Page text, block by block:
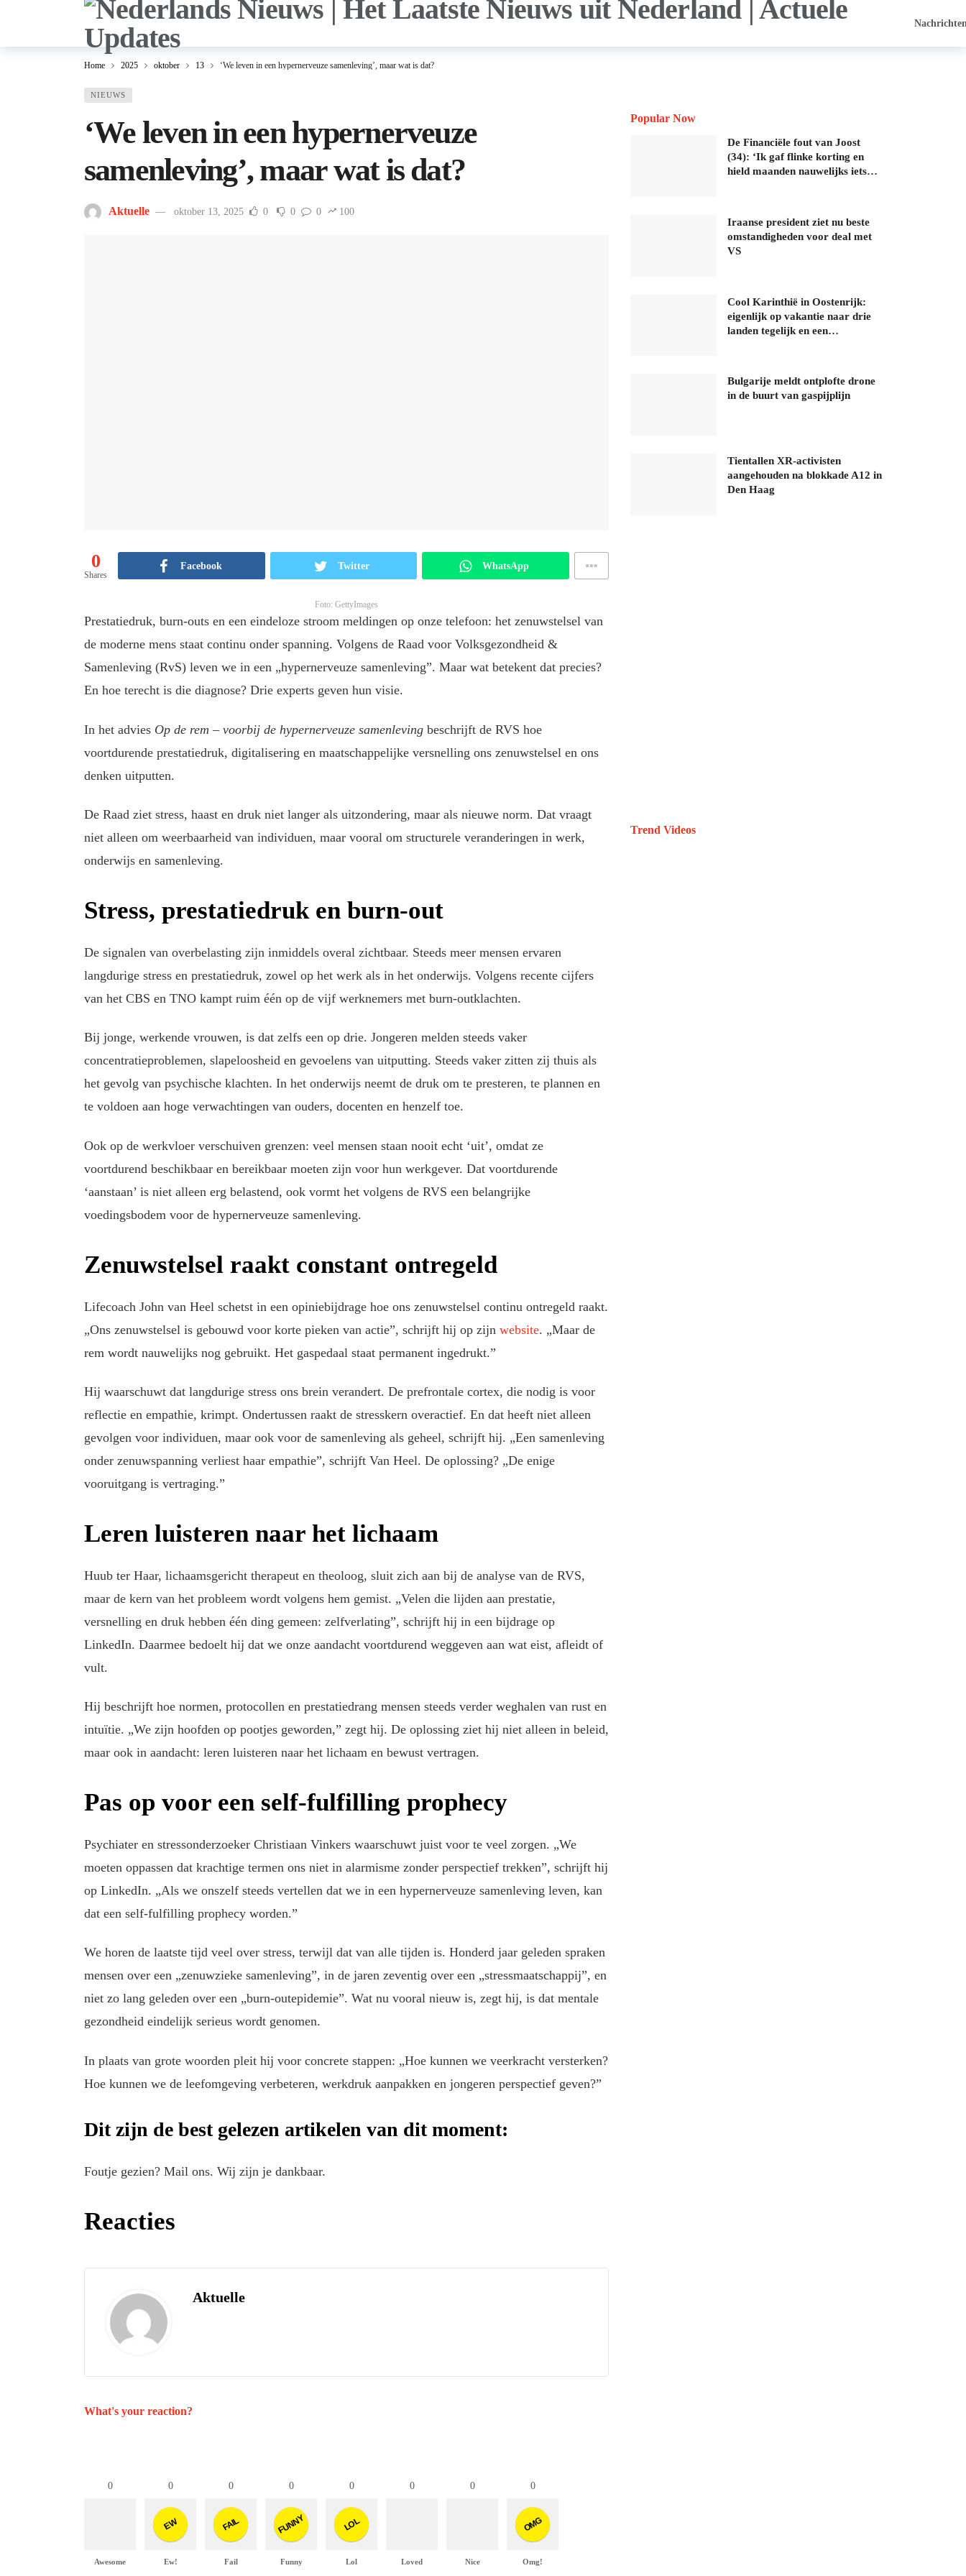
Home 2025 oktober 13 ‘We leven in een hypernerveuze samenleving’, maar wat is dat?
NIEUWS
‘We leven in een hypernerveuze
samenleving’, maar wat is dat?
Aktuelle oktober 13, 2025 0 0 0 100
0
Shares
Facebook Twitter WhatsApp
Foto: GettyImages
Prestatiedruk, burn-outs en een eindeloze stroom meldingen op onze telefoon: het zenuwstelsel van
de moderne mens staat continu onder spanning. Volgens de Raad voor Volksgezondheid &
Samenleving (RvS) leven we in een „hypernerveuze samenleving”. Maar wat betekent dat precies?
En hoe terecht is die diagnose? Drie experts geven hun visie.
In het advies Op de rem – voorbij de hypernerveuze samenlevingbeschrijft de RVS hoe
voortdurende prestatiedruk, digitalisering en maatschappelijke versnelling ons zenuwstelsel en ons
denken uitputten.
De Raad ziet stress, haast en druk niet langer als uitzondering, maar als nieuwe norm. Dat vraagt
niet alleen om weerbaarheid van individuen, maar vooral om structurele veranderingen in werk,
onderwijs en samenleving.
Stress, prestatiedruk en burn-out
De signalen van overbelasting zijn inmiddels overal zichtbaar. Steeds meer mensen ervaren
langdurige stress en prestatiedruk, zowel op het werk als in het onderwijs. Volgens recente cijfers
van het CBS en TNO kampt ruim één op de vijf werknemers met burn-outklachten.
Bij jonge, werkende vrouwen, is dat zelfs een op drie. Jongeren melden steeds vaker
concentratieproblemen, slapeloosheid en gevoelens van uitputting. Steeds vaker zitten zij thuis als
het gevolg van psychische klachten. In het onderwijs neemt de druk om te presteren, te plannen en
te voldoen aan hoge verwachtingen van ouders, docenten en henzelf toe.
Ook op de werkvloer verschuiven grenzen: veel mensen staan nooit echt ‘uit’, omdat ze
voortdurend beschikbaar en bereikbaar moeten zijn voor hun werkgever. Dat voortdurende
‘aanstaan’ is niet alleen erg belastend, ook vormt het volgens de RVS een belangrijke
voedingsbodem voor de hypernerveuze samenleving.
Zenuwstelsel raakt constant ontregeld
Lifecoach John van Heel schetst in een opiniebijdrage hoe ons zenuwstelsel continu ontregeld raakt.
„Ons zenuwstelsel is gebouwd voor korte pieken van actie”, schrijft hij op zijn website. „Maar de
rem wordt nauwelijks nog gebruikt. Het gaspedaal staat permanent ingedrukt.”
Hij waarschuwt dat langdurige stress ons brein verandert. De prefrontale cortex, die nodig is voor
reflectie en empathie, krimpt. Ondertussen raakt de stresskern overactief. En dat heeft niet alleen
gevolgen voor individuen, maar ook voor de samenleving als geheel, schrijft hij. „Een samenleving
onder zenuwspanning verliest haar empathie”, schrijft Van Heel. De oplossing? „De enige
vooruitgang is vertraging.”
Leren luisteren naar het lichaam
Huub ter Haar, lichaamsgericht therapeut en theoloog, sluit zich aan bij de analyse van de RVS,
maar de kern van het probleem wordt volgens hem gemist. „Velen die lijden aan prestatie,
versnelling en druk hebben één ding gemeen: zelfverlating”, schrijft hij in een bijdrage op
LinkedIn. Daarmee bedoelt hij dat we onze aandacht voortdurend weggeven aan wat eist, afleidt of
vult.
Hij beschrijft hoe normen, protocollen en prestatiedrang mensen steeds verder weghalen van rust en
intuïtie. „We zijn hoofden op pootjes geworden,” zegt hij. De oplossing ziet hij niet alleen in beleid,
maar ook in aandacht: leren luisteren naar het lichaam en bewust vertragen.
Pas op voor een self-fulfilling prophecy
Psychiater en stressonderzoeker Christiaan Vinkers waarschuwt juist voor te veel zorgen. „We
moeten oppassen dat krachtige termen ons niet in alarmisme zonder perspectief trekken”, schrijft hij
op LinkedIn. „Als we onszelf steeds vertellen dat we in een hypernerveuze samenleving leven, kan
dat een self-fulfilling prophecy worden.”
We horen de laatste tijd veel over stress, terwijl dat van alle tijden is. Honderd jaar geleden spraken
mensen over een „zenuwzieke samenleving”, in de jaren zeventig over een „stressmaatschappij”, en
niet zo lang geleden over een „burn-outepidemie”. Wat nu vooral nieuw is, zegt hij, is dat mentale
gezondheid eindelijk serieus wordt genomen.
In plaats van grote woorden pleit hij voor concrete stappen: „Hoe kunnen we veerkracht versterken?
Hoe kunnen we de leefomgeving verbeteren, werkdruk aanpakken en jongeren perspectief geven?”
Dit zijn de best gelezen artikelen van dit moment:
Foutje gezien? Mail ons. Wij zijn je dankbaar.
Reacties
Aktuelle
What's your reaction?
0
Awesome
0
EW
Ew!
0
FAIL
Fail
0
FUNNY
Funny
0
LOL
Lol
0
Loved
0
Nice
0
OMG
Omg!
Popular Now
De Financiële fout van Joost
(34): ‘Ik gaf flinke korting en
hield maanden nauwelijks iets…
Iraanse president ziet nu beste
omstandigheden voor deal met
VS
Cool Karinthië in Oostenrijk:
eigenlijk op vakantie naar drie
landen tegelijk en een…
Bulgarije meldt ontplofte drone
in de buurt van gaspijplijn
Tientallen XR-activisten
aangehouden na blokkade A12 in
Den Haag
Trend Videos